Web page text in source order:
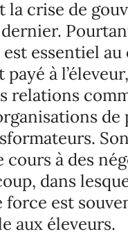
la crise de
dernier.
essentiel au
à
relations
de
cours à des
dans
force est
aux éleveurs.